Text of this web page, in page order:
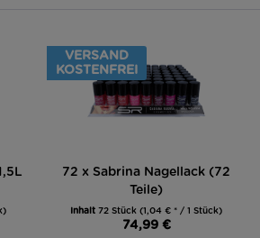
VERSAND
KOSTENFREI
72 x Sabrina Nagellack (72
Teile)
Inhalt72 Stück(1,04 € * / 1 Stück)
74,99 €